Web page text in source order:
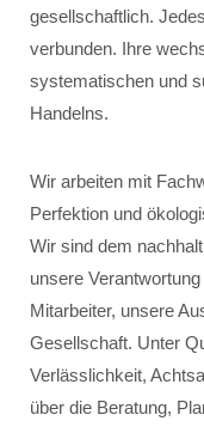
gesellschaftlich.
verbunden. Ihre
systematischen und
Handelns.
Wir arbeiten mit
Perfektion und
Wir sind dem
unsere
Mitarbeiter, unsere
Gesellschaft. Unter
Verlässlichkeit,
über die Beratung,